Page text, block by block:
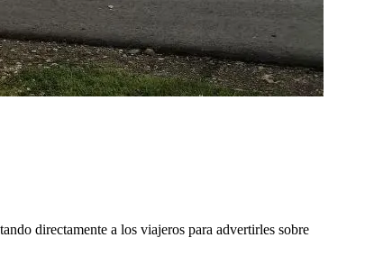
directamente a los viajeros para advertirles sobre